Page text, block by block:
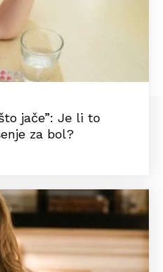
jače”: Je li to
za bol?